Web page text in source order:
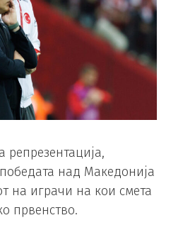
репрезентација,
над Македонија
на играчи на кои смета
првенство.